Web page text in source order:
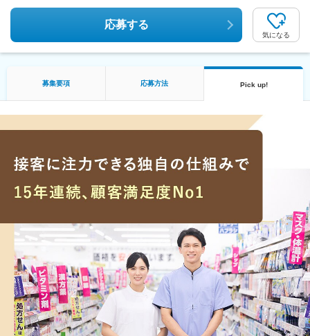
応募する
気になる
募集要項 応募方法 Pick up!